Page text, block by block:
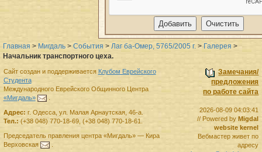
Главная > Мигдаль > События > Лаг ба-Омер, 5765/2005 г. > Галерея >
Начальник транспортного цеха.
Замечания/
предложения
по работе сайта
2026-08-09 04:03:41
// Powered byMigdal
website kernel
Вебмастер живет по
адресу
Сайт создан и поддерживается Клубом Еврейского
Студента
Международного Еврейского Общинного Центра
«Мигдаль»
.
Адрес: г. Одесса, ул. Малая Арнаутская, 46-а.
Тел.: (+38 048) 770-18-69, (+38 048) 770-18-61
Председатель правленияцентра «Мигдаль»— Кира
Верховская
.